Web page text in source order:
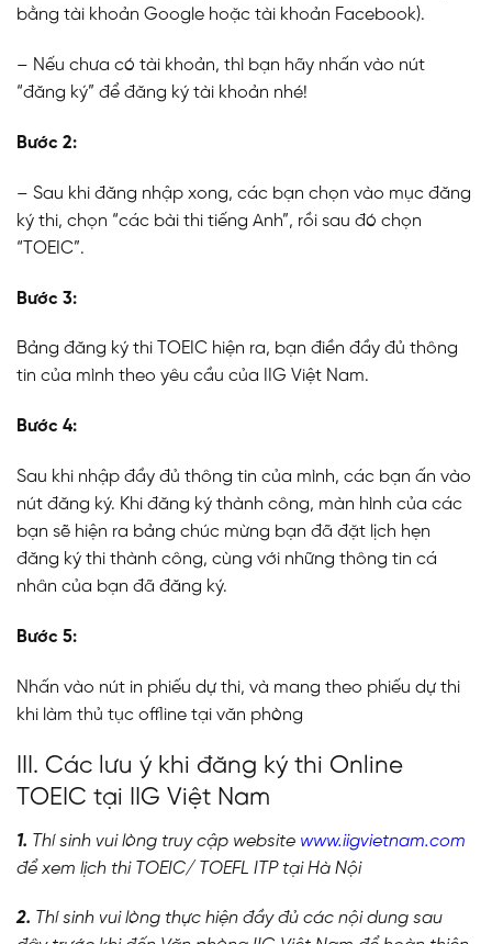
bằng tài khoản Google hoặc tài khoản Facebook).
– Nếu chưa có tài khoản, thì bạn hãy nhấn vào nút
“đăng ký” để đăng ký tài khoản nhé!
Bước 2:
– Sau khi đăng nhập xong, các bạn chọn vào mục đăng
ký thi, chọn “các bài thi tiếng Anh”, rồi sau đó chọn
“TOEIC”.
Bước 3:
Bảng đăng ký thi TOEIC hiện ra, bạn điền đầy đủ thông
tin của mình theo yêu cầu của IIG Việt Nam.
Bước 4:
Sau khi nhập đầy đủ thông tin của mình, các bạn ấn vào
nút đăng ký. Khi đăng ký thành công, màn hình của các
bạn sẽ hiện ra bảng chúc mừng bạn đã đặt lịch hẹn
đăng ký thi thành công, cùng với những thông tin cá
nhân của bạn đã đăng ký.
Bước 5:
Nhấn vào nút in phiếu dự thi, và mang theo phiếu dự thi
khi làm thủ tục offline tại văn phòng
III. Các lưu ý khi đăng ký thi Online
TOEIC tại IIG Việt Nam
1. Thí sinh vui lòng truy cập website www.iigvietnam.com
để xem lịch thi TOEIC/ TOEFL ITP tại Hà Nội
2. Thí sinh vui lòng thực hiện đầy đủ các nội dung sau